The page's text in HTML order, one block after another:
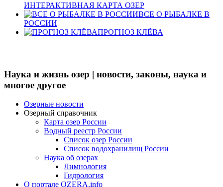
ИНТЕРАКТИВНАЯ КАРТА ОЗЕР
ВСЕ О РЫБАЛКЕ В
РОССИИ
ПРОГНОЗ КЛЁВА
Наука и жизнь озер | новости, законы, наука и
многое другое
Озерные новости
Озерный справочник
Карта озер России
Водный реестр России
Список озер России
Список водохранилищ России
Наука об озерах
Лимнология
Гидрология
О портале OZERA.info